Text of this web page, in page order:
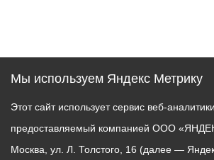
Мы используем Яндекс Метрику
Этот сайт использует сервис веб-
предоставляемый компанией ООО
Москва, ул. Л. Толстого, 16 (далее —